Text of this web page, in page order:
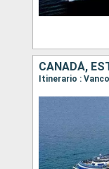
CANADÁ,